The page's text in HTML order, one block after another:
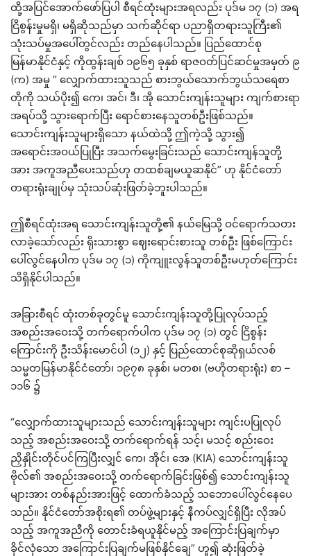
ထို့အပြင်အောက်ဖော်ပြပါ စီရင်ထုံးများအရလည်း ပုဒ်မ ၁၇ (၁) အရ
ငြိစွန်းမှုမရှိ၊ မရှိဆိုသည်မှာ သက်ဆိုင်ရာ ပညာရှိတရားသူကြီး၏
သုံးသပ်မှုအပေါ်တွင်လည်း တည်နေပါသည်။ ပြည်ထောင်စု
မြန်မာနိုင်ငံနှင့် ကိုထွန်းချစ် ၁၉၆၅ ခုနှစ် ရာဇဝတ်ပြင်ဆင်မှုအမှတ် ၉
(က) အမှု “ လျှောက်ထားသူသည် စားဘွယ်သောက်ဘွယ်သရေစာ
တိုကို သယ်ပိုး၍ ကေ၊ အင်၊ ဒီ၊ အို သောင်းကျန်းသူများ ကျက်စားရာ
အရပ်သို့ သွားရောက်ပြီး ရောင်စားနေသူတစ်ဦးဖြစ်သည်။
သောင်းကျန်းသူများရှိသော နယ်ထဲသို့ ဤကဲ့သို့ သွား၍
အရောင်းအဝယ်ပြုပြီး အသက်မွေးခြင်းသည် သောင်းကျန်သူတို့
အား အကူအညီပေးသည်ဟု တထစ်ချမယူဆနိုင်” ဟု နိုင်ငံတော်
တရားရုံးချုပ်မှ သုံးသပ်ဆုံးဖြတ်ခဲ့ဘူးပါသည်။
ဤစီရင်ထုံးအရ သောင်းကျန်းသူတို့၏ နယ်မြေသို့ ဝင်ရောက်သဝား
လာခဲ့သော်လည်း ရိုးသားစွာ ဈေးရောင်းစားသူ တစ်ဦး ဖြစ်ကြောင်း
ပေါ်လွင်နေပါက ပုဒ်မ ၁၇ (၁) ကိုကျူးလွန်သူတစ်ဦးမဟုတ်ကြောင်း
သိရှိနိုင်ပါသည်။
အခြားစီရင် ထုံးတစ်ခုတွင်မူ သောင်းကျန်းသူတို့ပြုလုပ်သည့်
အစည်းအဝေးသို့ တက်ရောက်ပါက ပုဒ်မ ၁၇ (၁) တွင် ငြိစွန်း
ကြောင်းကို ဦးသိန်းမောင်ပါ (၁၂) နှင့် ပြည်ထောင်စုဆိုရှယ်လစ်
သမ္မတမြန်မာနိုင်ငံတော်၊ ၁၉၇၈ ခုနှစ်၊ မတစ၊ (ဗဟိုတရားရုံး) စာ –
၁၁၆ ၌
“လျှောက်ထားသူများသည် သောင်းကျန်းသူများ ကျင်းပပြုလုပ်
သည့် အစည်းအဝေးသို့ တက်ရောက်ရန် သင့်၊ မသင့် စည်းဝေး
ညှိနှိုင်းတိုင်ပင်ကြပြီးလျှင် ကေ၊ အိုင်၊ အေ (KIA) သောင်းကျန်းသူ
ဗိုလ်၏ အစည်းအဝေးသို့ တက်ရောက်ခြင်းဖြစ်၍ သောင်းကျန်းသူ
များအား တစ်နည်းအားဖြင့် ထောက်ခံသည့် သဘောပေါ်လွင်နေပေ
သည်။ နိုင်ငံတော်အစိုးရ၏ တပ်ဖွဲ့များနှင့် နီကပ်လျှင်ရှိပြီး လိုအပ်
သည့် အကူအညီကို တောင်းခံရယူနိုင်မည့် အကြောင်းပြချက်မှာ
ခိုင်လုံသော အကြောင်းပြချက်မဖြစ်နိုင်ချေ” ဟူ၍ ဆုံးဖြတ်ခဲ့